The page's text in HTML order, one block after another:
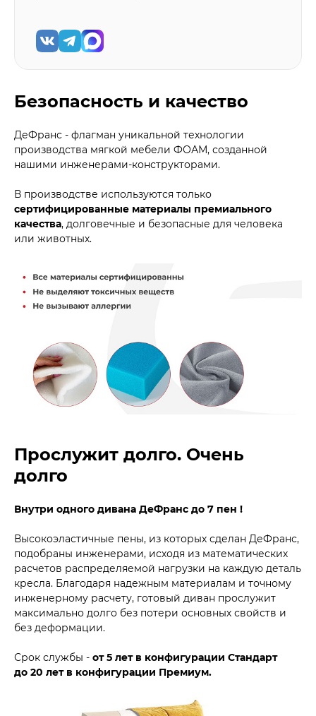
Безопасность и качество
ДеФранс - флагман уникальной технологии
производства мягкой мебели ФОАМ, созданной
нашими инженерами-конструкторами.
В производстве используются только
сертифицированные материалы премиального
качества, долговечные и безопасные для человека
или животных.
Прослужит долго. Очень
долго
Внутри одного дивана ДеФранс до 7 пен !
Высокоэластичные пены, из которых сделан ДеФранс,
подобраны инженерами, исходя из математических
расчетов распределяемой нагрузки на каждую деталь
кресла. Благодаря надежным материалам и точному
инженерному расчету, готовый диван прослужит
максимально долго без потери основных свойств и
без деформации.
Срок службы - от 5 лет в конфигурации Стандарт
до 20 лет в конфигурации Премиум.